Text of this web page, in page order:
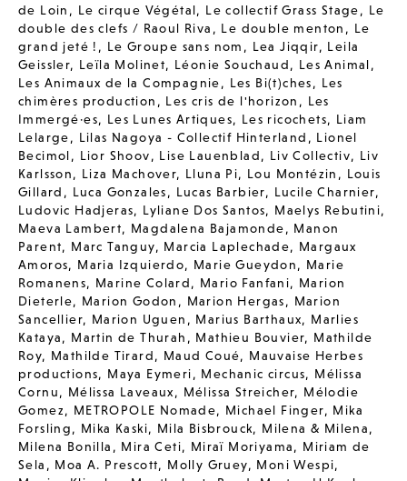
de Loin , Le cirque Végétal, Le collectif Grass Stage, Le
double des clefs / Raoul Riva , Le double menton , Le
grand jeté ! , Le Groupe sans nom , Lea Jiqqir, Leila
Geissler, Leïla Molinet, Léonie Souchaud, Les Animal,
Les Animaux de la Compagnie, Les Bi(t)ches, Les
chimères production , Les cris de l'horizon , Les
Immergé·es, Les Lunes Artiques, Les ricochets, Liam
Lelarge, Lilas Nagoya - Collectif Hinterland , Lionel
Becimol, Lior Shoov, Lise Lauenblad, Liv Collectiv, Liv
Karlsson, Liza Machover, Lluna Pi, Lou Montézin , Louis
Gillard , Luca Gonzales, Lucas Barbier, Lucile Charnier,
Ludovic Hadjeras, Lyliane Dos Santos, Maelys Rebutini,
Maeva Lambert, Magdalena Bajamonde, Manon
Parent, Marc Tanguy, Marcia Laplechade, Margaux
Amoros, Maria Izquierdo, Marie Gueydon, Marie
Romanens, Marine Colard, Mario Fanfani, Marion
Dieterle, Marion Godon , Marion Hergas, Marion
Sancellier, Marion Uguen , Marius Barthaux, Marlies
Kataya, Martin de Thurah , Mathieu Bouvier, Mathilde
Roy, Mathilde Tirard, Maud Coué, Mauvaise Herbes
productions, Maya Eymeri, Mechanic circus, Mélissa
Cornu, Mélissa Laveaux, Mélissa Streicher, Mélodie
Gomez, METROPOLE Nomade, Michael Finger, Mika
Forsling, Mika Kaski, Mila Bisbrouck, Milena & Milena,
Milena Bonilla , Mira Ceti, Miraï Moriyama, Miriam de
Sela , Moa A. Prescott, Molly Gruey, Moni Wespi,